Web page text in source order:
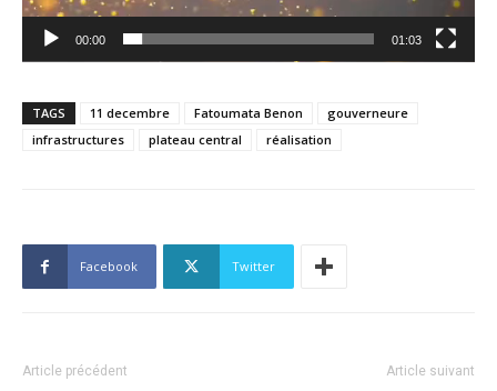
00:00 01:03
TAGS 11 decembre Fatoumata Benon
gouverneure
infrastructures
plateau central réalisation
Facebook Twitter
Article précédent Article suivant